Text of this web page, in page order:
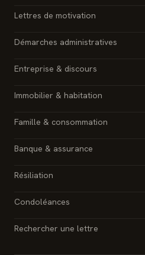
Lettres de motivation
Démarches administratives
Entreprise & discours
Immobilier & habitation
Famille & consommation
Banque & assurance
Résiliation
Condoléances
Rechercher une lettre